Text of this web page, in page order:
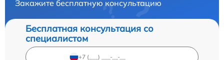
Закажите бесплатную консультацию
Бесплатная консультация со
специалистом